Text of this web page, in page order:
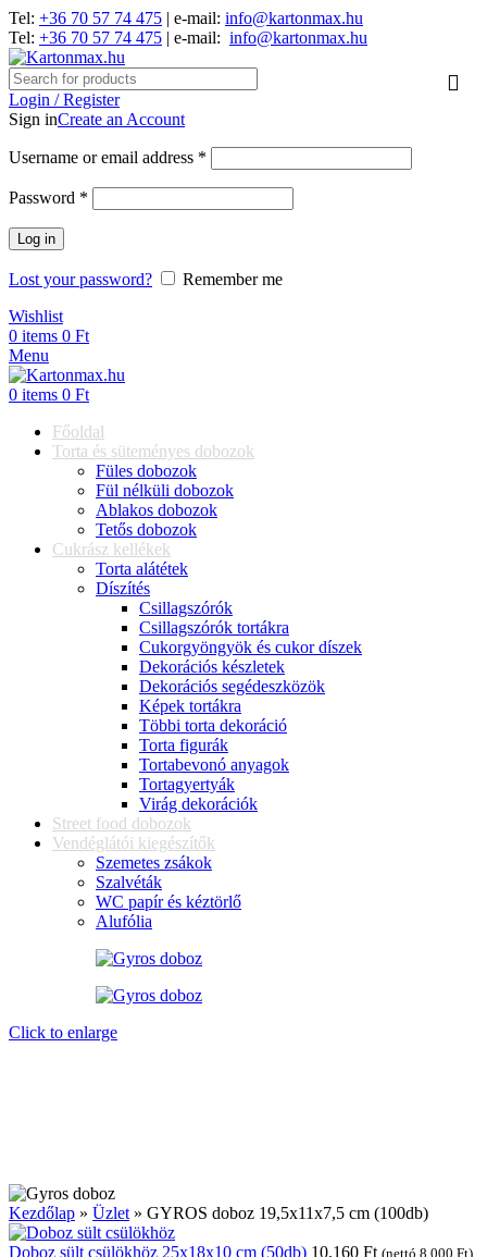
Tel: +36 70 57 74 475 | e-mail: info@kartonmax.hu
Tel: +36 70 57 74 475 | e-mail: info@kartonmax.hu
Login / Register
Sign inCreate an Account
Username or email address *
Password *
Log in
Lost your password?
Remember me
Wishlist
0 items 0 Ft
Menu
0 items 0 Ft
Főoldal
Torta és süteményes dobozok
Füles dobozok
Fül nélküli dobozok
Ablakos dobozok
Tetős dobozok
Cukrász kellékek
Torta alátétek
Díszítés
Csillagszórók
Csillagszórók tortákra
Cukorgyöngyök és cukor díszek
Dekorációs készletek
Dekorációs segédeszközök
Képek tortákra
Többi torta dekoráció
Torta figurák
Tortabevonó anyagok
Tortagyertyák
Virág dekorációk
Street food dobozok
Vendéglátói kiegészítők
Szemetes zsákok
Szalvéták
WC papír és kéztörlő
Alufólia
Click to enlarge
Kezdőlap » Üzlet » GYROS doboz 19,5x11x7,5 cm (100db)
Doboz sült csülökhöz 25x18x10 cm (50db) 10,160 Ft (nettó 8,000 Ft)